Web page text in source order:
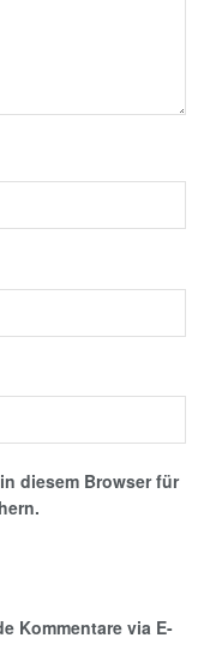
diesem Browser für
Kommentare via E-